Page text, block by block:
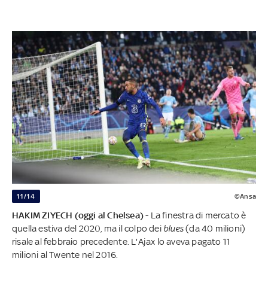
11/14 ©Ansa
HAKIM ZIYECH (oggi al Chelsea)- La finestra di mercato è
quella estiva del 2020, ma il colpo dei blues(da 40 milioni)
risale al febbraio precedente. L'Ajax lo aveva pagato 11
milioni al Twente nel 2016.